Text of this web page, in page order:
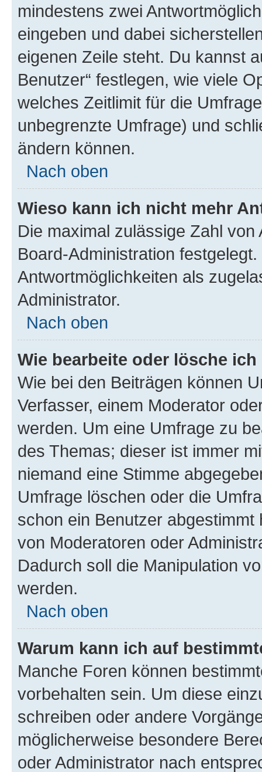
mindestens zwei
eingeben und dabei
eigenen Zeile steht. Du kannst
Benutzer“ festlegen, wie viele
welches Zeitlimit für die
unbegrenzte Umfrage) und
ändern können.
Nach oben
Wieso kann ich nicht mehr
Die maximal zulässige Zahl
Board-Administration
Antwortmöglichkeiten als
Administrator.
Nach oben
Wie bearbeite oder lösche
Wie bei den Beiträgen können
Verfasser, einem Moderator
werden. Um eine Umfrage zu
des Themas; dieser ist immer
niemand eine Stimme
Umfrage löschen oder die
schon ein Benutzer
von Moderatoren oder
Dadurch soll die Manipulation
werden.
Nach oben
Warum kann ich auf
Manche Foren können
vorbehalten sein. Um diese
schreiben oder andere
möglicherweise besondere
oder Administrator nach